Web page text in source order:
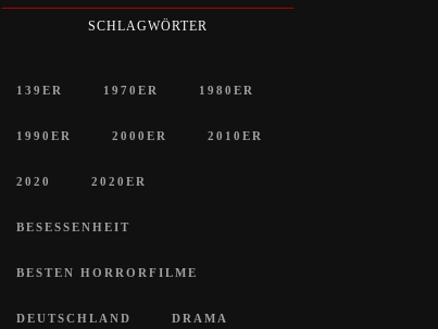
SCHLAGWÖRTER
139ER 1970ER 1980ER
1990ER 2000ER 2010ER
2020 2020ER
BESESSENHEIT
BESTEN HORRORFILME
DEUTSCHLAND DRAMA